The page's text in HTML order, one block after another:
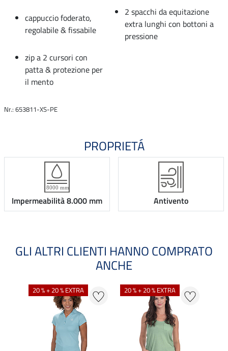
cappuccio foderato,
regolabile & fissabile
2 spacchi da equitazione
extra lunghi con bottoni a
pressione
zip a 2 cursori con
patta & protezione per
il mento
Nr.: 653811-XS-PE
PROPRIETÁ
Impermeabilità 8.000 mm Antivento
GLI ALTRI CLIENTI HANNO COMPRATO
ANCHE
20 % + 20 % EXTRA 20 % + 20 % EXTRA